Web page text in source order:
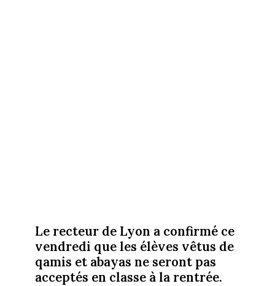
Le recteur de Lyon a confirmé ce
vendredi que les élèves vêtus de
qamis et abayas ne seront pas
acceptés en classe à la rentrée.